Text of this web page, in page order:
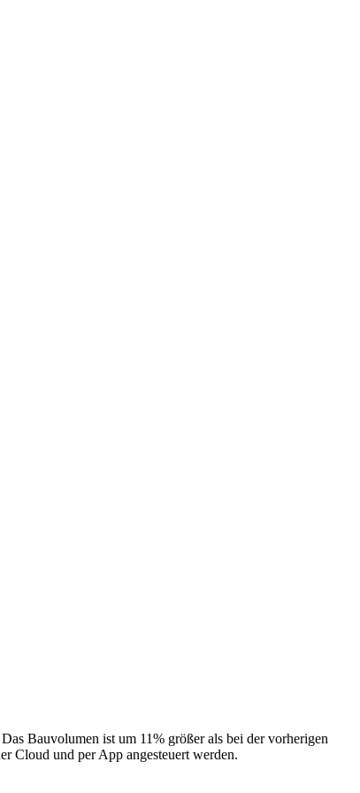
Bauvolumen ist um 11% größer als bei der vorherigen
Cloud und per App angesteuert werden.